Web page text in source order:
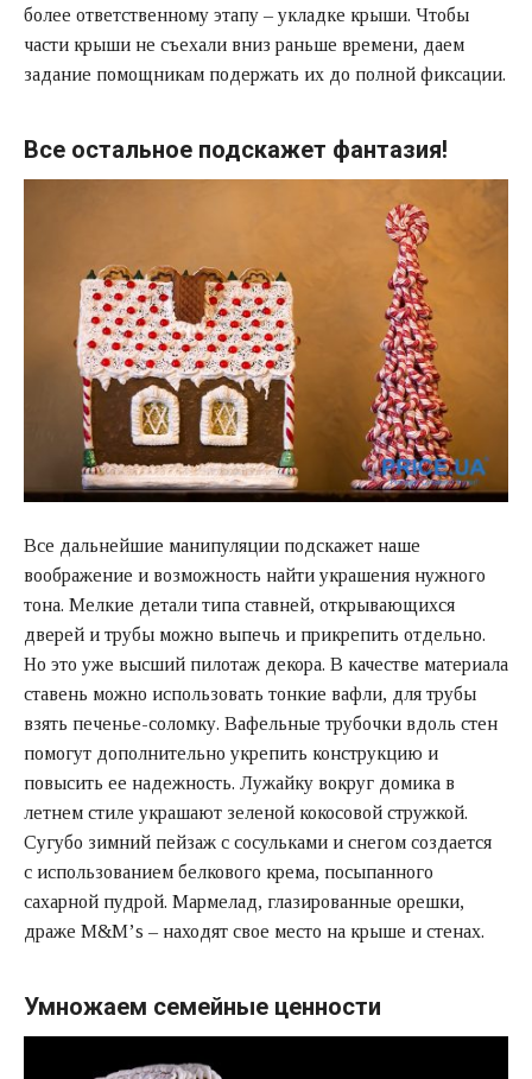
более ответственному этапу – укладке крыши. Чтобы
части крыши не съехали вниз раньше времени, даем
задание помощникам подержать их до полной фиксации.
Все остальное подскажет фантазия!
Все дальнейшие манипуляции подскажет наше
воображение и возможность найти украшения нужного
тона. Мелкие детали типа ставней, открывающихся
дверей и трубы можно выпечь и прикрепить отдельно.
Но это уже высший пилотаж декора. В качестве материала
ставень можно использовать тонкие вафли, для трубы
взять печенье-соломку. Вафельные трубочки вдоль стен
помогут дополнительно укрепить конструкцию и
повысить ее надежность. Лужайку вокруг домика в
летнем стиле украшают зеленой кокосовой стружкой.
Сугубо зимний пейзаж с сосульками и снегом создается
с использованием белкового крема, посыпанного
сахарной пудрой. Мармелад, глазированные орешки,
драже M&М’s – находят свое место на крыше и стенах.
Умножаем семейные ценности